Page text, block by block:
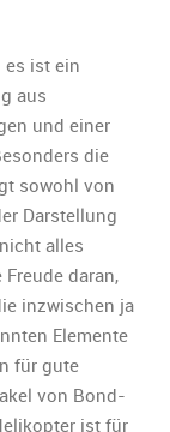
Fallout”:
es ist ein
aus
und einer
die
sowohl von
Darstellung
alles
daran,
inzwischen ja
Elemente
für gute
von Bond-
ist für